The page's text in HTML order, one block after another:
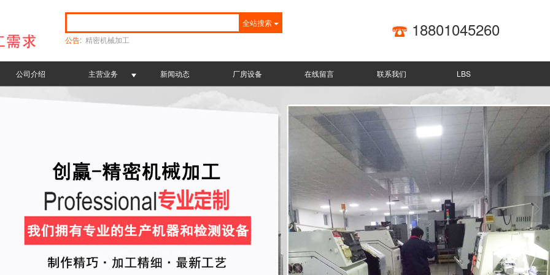
全站搜索
公告: 精密机械加工 18801045260
公司介绍 主营业务 新闻动态 厂房设备 在线留言 联系我们 LBS